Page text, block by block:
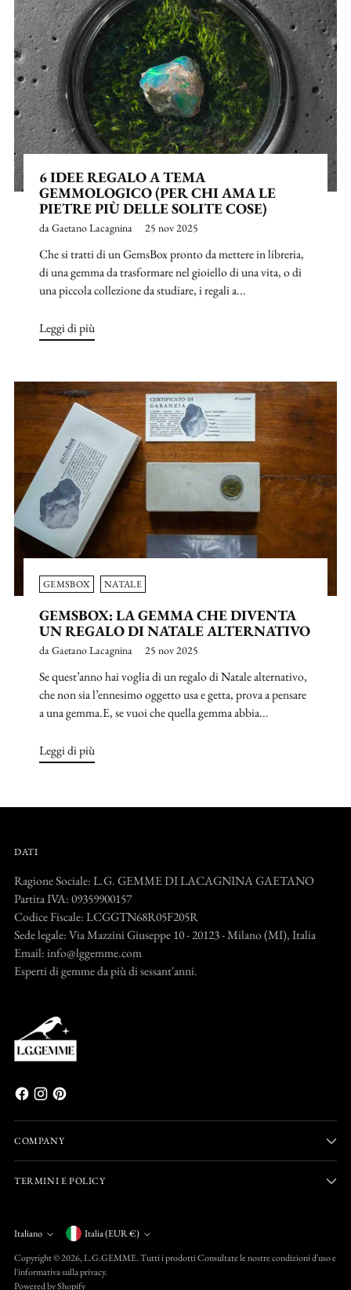
6 IDEE REGALO A TEMA
GEMMOLOGICO (PER CHI AMA LE
PIETRE PIÙ DELLE SOLITE COSE)
da Gaetano Lacagnina 25 nov 2025
Che si tratti di un GemsBox pronto da mettere in libreria,
di una gemma da trasformare nel gioiello di una vita, o di
una piccola collezione da studiare, i regali a...
Leggi di più
GEMSBOX NATALE
GEMSBOX: LA GEMMA CHE DIVENTA
UN REGALO DI NATALE ALTERNATIVO
da Gaetano Lacagnina 25 nov 2025
Se quest’anno hai voglia di un regalo di Natale alternativo,
che non sia l’ennesimo oggetto usa e getta, prova a pensare
a una gemma.E, se vuoi che quella gemma abbia...
Leggi di più
DATI
Ragione Sociale: L.G. GEMME DI LACAGNINA GAETANO
Partita IVA: 09359900157
Codice Fiscale: LCGGTN68R05F205R
Sede legale: Via Mazzini Giuseppe 10 - 20123 - Milano (MI), Italia
Email: info@lggemme.com
Esperti di gemme da più di sessant'anni.
COMPANY
TERMINI E POLICY
Lingua
Italiano Valuta
Italia (EUR €)
Copyright © 2026,L.G.GEMME. Tutti i prodotti Consultate le nostre condizioni d'uso e
l'informativa sulla privacy.
Powered by Shopify